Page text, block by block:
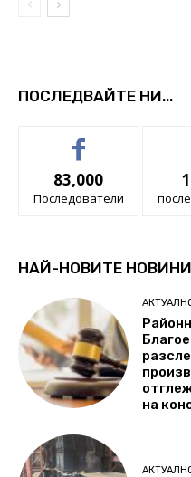
ПОСЛЕДВАЙТЕ НИ...
83,000
Последователи
НАЙ-НОВИТЕ НОВИНИ
на